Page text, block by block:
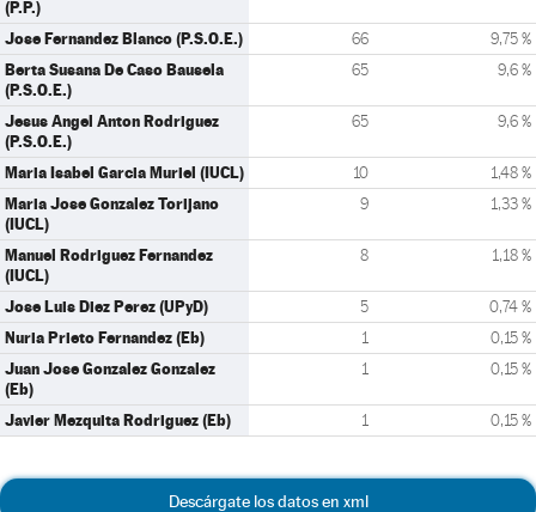
(P.P.)
Jose Fernandez Blanco (P.S.O.E.) 66 9,75 %
Berta Susana De Caso Bausela
(P.S.O.E.)
65 9,6 %
Jesus Angel Anton Rodriguez
(P.S.O.E.)
65 9,6 %
Maria Isabel Garcia Muriel (IUCL) 10 1,48 %
Maria Jose Gonzalez Torijano
(IUCL)
9 1,33 %
Manuel Rodriguez Fernandez
(IUCL)
8 1,18 %
Jose Luis Diez Perez (UPyD) 5 0,74 %
Nuria Prieto Fernandez (Eb) 1 0,15 %
Juan Jose Gonzalez Gonzalez
(Eb)
1 0,15 %
Javier Mezquita Rodriguez (Eb) 1 0,15 %
Descárgate los datos en xml